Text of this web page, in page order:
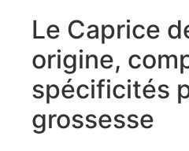
Le Caprice
origine,
spécificités
grossesse